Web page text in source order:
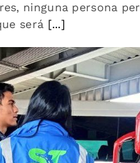
ninguna persona
será [...]